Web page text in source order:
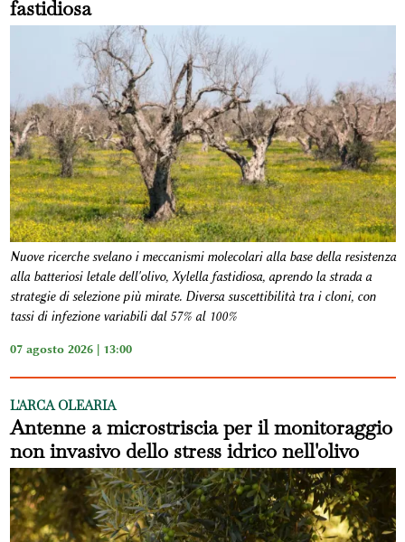
fastidiosa
Nuove ricerche svelano i meccanismi molecolari alla base della resistenza
alla batteriosi letale dell'olivo, Xylella fastidiosa, aprendo la strada a
strategie di selezione più mirate. Diversa suscettibilità tra i cloni, con
tassi di infezione variabili dal 57% al 100%
07 agosto 2026 | 13:00
L'ARCA OLEARIA
Antenne a microstriscia per il monitoraggio
non invasivo dello stress idrico nell'olivo